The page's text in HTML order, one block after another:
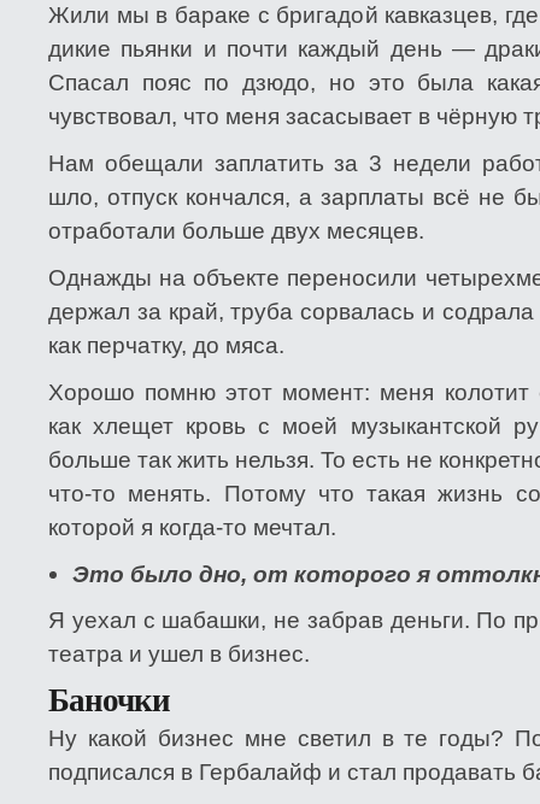
Жили мы в бараке с бригадой кавказцев,
дикие пьянки и почти каждый день —
Спасал пояс по дзюдо, но это была
чувствовал, что меня засасывает в чёрную
Нам обещали заплатить за 3 недели
шло, отпуск кончался, а зарплаты всё не
отработали больше двух месяцев.
Однажды на объекте переносили
держал за край, труба сорвалась и
как перчатку, до мяса.
Хорошо помню этот момент: меня
как хлещет кровь с моей музыкантской
больше так жить нельзя. То есть не
что-то менять. Потому что такая жизнь
которой я когда-то мечтал.
Это было дно, от которого я
Я уехал с шабашки, не забрав деньги. По
театра и ушел в бизнес.
Баночки
Ну какой бизнес мне светил в те годы?
подписался в Гербалайф и стал продавать